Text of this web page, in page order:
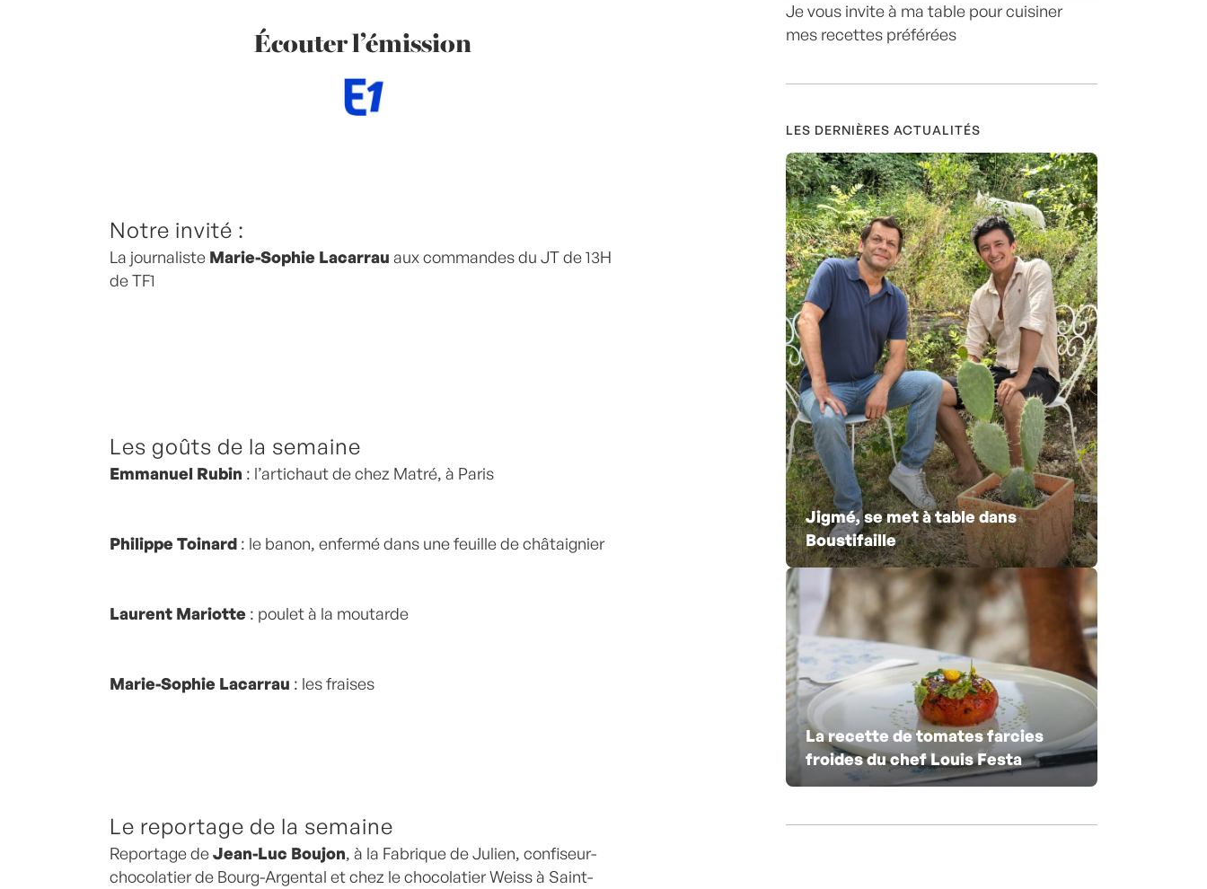
Écouter l’émission
Notre invité :
La journaliste Marie-Sophie Lacarrau aux commandes du JT de 13H
de TF1
Les goûts de la semaine
Emmanuel Rubin : l’artichaut de chez Matré, à Paris
Philippe Toinard : le banon, enfermé dans une feuille de châtaignier
Laurent Mariotte : poulet à la moutarde
Marie-Sophie Lacarrau : les fraises
Le reportage de la semaine
Reportage deJean-Luc Boujon, à la Fabrique de Julien, confiseur-
chocolatier de Bourg-Argental et chez le chocolatier Weiss à Saint-
Je vous invite à ma table pour cuisiner
mes recettes préférées
LES DERNIÈRES ACTUALITÉS
Jigmé, se met à table dans
Boustifaille
La recette de tomates farcies
froides du chef Louis Festa